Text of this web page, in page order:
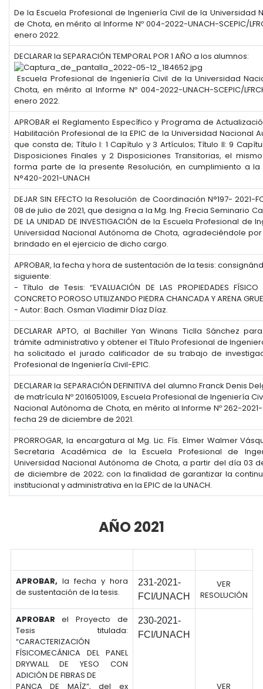
De la Escuela Profesional de Ingeniería Civil de la Universidad
de Chota, en mérito al Informe Nº 004-2022-UNACH-SCEPIC/
enero 2022.
DECLARAR la SEPARACIÓN TEMPORAL POR 1 AÑO a los alumnos:
Escuela Profesional de Ingeniería Civil de la Universidad
Chota, en mérito al Informe Nº 004-2022-UNACH-SCEPIC/
enero 2022.
APROBAR el Reglamento Específico y Programa de
Habilitación Profesional de la EPIC de la Universidad Nacional
que consta de; Título I: 1 Capítulo y 3 Artículos; Título II: 9
Disposiciones Finales y 2 Disposiciones Transitorias, el
forma parte de la presente Resolución, en cumplimiento a la
N°420-2021-UNACH
DEJAR SIN EFECTO la Resolución de Coordinación N°197- 2021-
08 de julio de 2021, que designa a la Mg. Ing. Frecia Seminario
DE LA UNIDAD DE INVESTIGACIÓN de la Escuela Profesional de
Universidad Nacional Autónoma de Chota, agradeciéndole
brindado en el ejercicio de dicho cargo.
APROBAR, la fecha y hora de sustentación de la tesis:
siguiente:
- Título de Tesis: “EVALUACIÓN DE LAS PROPIEDADES FÍSICO
CONCRETO POROSO UTILIZANDO PIEDRA CHANCADA Y ARENA
- Autor: Bach. Osman Vladimir Díaz Díaz.
DECLARAR APTO, al Bachiller Yan Winans Ticlla Sánchez
trámite administrativo y obtener el Título Profesional de
ha solicitado el jurado calificador de su trabajo de
Profesional de Ingeniería Civil-EPIC.
DECLARAR la SEPARACIÓN DEFINITIVA del alumno Franck Denis
de matrícula Nº 2016051009, Escuela Profesional de Ingeniería
Nacional Autónoma de Chota, en mérito al Informe Nº 262-2021-
fecha 29 de diciembre de 2021.
PRORROGAR, la encargatura al Mg. Lic. Fís. Elmer Walmer
Secretaria Académica de la Escuela Profesional de
Universidad Nacional Autónoma de Chota, a partir del día 03
de diciembre de 2022; con la finalidad de garantizar la
institucional y administrativa en la EPIC de la UNACH.
AÑO 2021
APROBAR, la fecha y hora
de sustentación de la tesis.
231-2021-
FCI/UNACH
VER
RESOLUCIÓN
APROBAR el Proyecto de
Tesis titulada:
“CARACTERIZACIÓN
FÍSICOMECÁNICA DEL PANEL
DRYWALL DE YESO CON
ADICIÓN DE FIBRAS DE
PANCA DE MAÍZ”, del ex
230-2021-
FCI/UNACH
VER